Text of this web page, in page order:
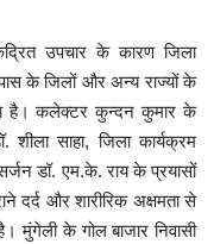
उपचार के कारण जिला
के जिलों और अन्य राज्यों के
है। कलेक्टर कुन्दन कुमार के
शीला साहा, जिला कार्यक्रम
डॉ. एम.के. राय के प्रयासों
दर्द और शारीरिक अक्षमता से
मुंगेली के गोल बाजार निवासी